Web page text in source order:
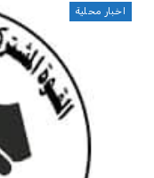
اخبار محلية